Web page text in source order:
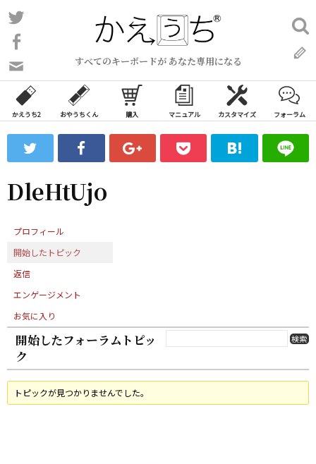
コ
ン
ン
ツ
ス
ッ
プ
すべてのキーボードが あなた専用になる
い
合
わ
フ
ォ
ム
検
索:
かえうち2 おやうちくん 購入 マニュアル カスタマイズ フォーラム
DleHtUjo
プロフィール
開始したトピック
返信
エンゲージメント
お気に入り
開始したフォーラムトピッ
ク
トピックが見つかりませんでした。